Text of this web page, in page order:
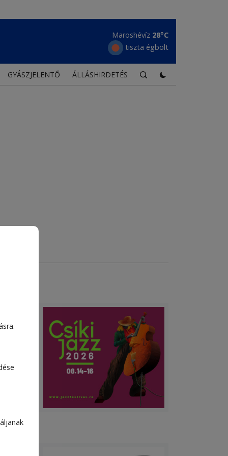
Maroshévíz 28°C
tiszta égbolt
GYÁSZJELENTŐ ÁLLÁSHIRDETÉS